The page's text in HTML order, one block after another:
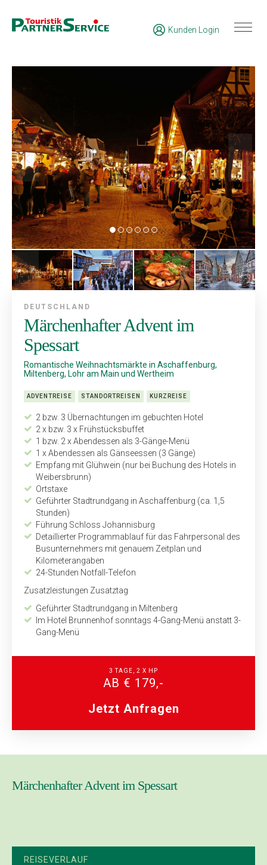
Kunden Login
DEUTSCHLAND
Märchenhafter Advent im
Spessart
Romantische Weihnachtsmärkte in Aschaffenburg,
Miltenberg, Lohr am Main und Wertheim
ADVENTREISE STANDORTREISEN KURZREISE
2 bzw. 3 Übernachtungen im gebuchten Hotel
2 x bzw. 3 x Frühstücksbuffet
1 bzw. 2 x Abendessen als 3-Gänge-Menü
1 x Abendessen als Gänseessen (3 Gänge)
Empfang mit Glühwein (nur bei Buchung des Hotels in
Weibersbrunn)
Ortstaxe
Geführter Stadtrundgang in Aschaffenburg (ca. 1,5
Stunden)
Führung Schloss Johannisburg
Detaillierter Programmablauf für das Fahrpersonal des
Busunternehmers mit genauem Zeitplan und
Kilometerangaben
24-Stunden Notfall-Telefon
Zusatzleistungen Zusatztag
Geführter Stadtrundgang in Miltenberg
Im Hotel Brunnenhof sonntags 4-Gang-Menü anstatt 3-
Gang-Menü
3 TAGE, 2 X HP
AB € 179,-
Jetzt Anfragen
Märchenhafter Advent im Spessart
REISEVERLAUF